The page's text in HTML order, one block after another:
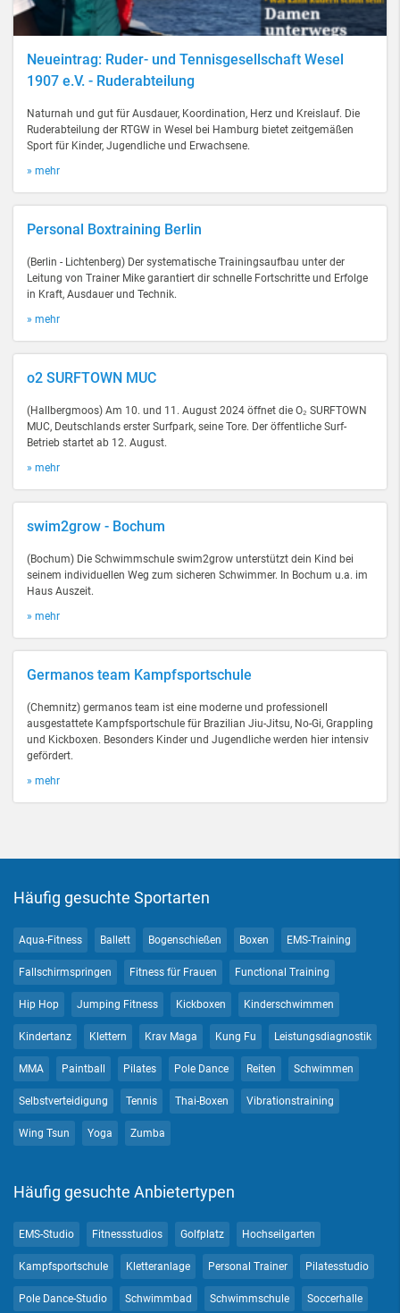
Neueintrag: Ruder- und Tennisgesellschaft Wesel
1907 e.V. - Ruderabteilung
Naturnah und gut für Ausdauer, Koordination, Herz und Kreislauf. Die
Ruderabteilung der RTGW in Wesel bei Hamburg bietet zeitgemäßen
Sport für Kinder, Jugendliche und Erwachsene.
» mehr
Personal Boxtraining Berlin
(Berlin - Lichtenberg) Der systematische Trainingsaufbau unter der
Leitung von Trainer Mike garantiert dir schnelle Fortschritte und Erfolge
in Kraft, Ausdauer und Technik.
» mehr
o2 SURFTOWN MUC
(Hallbergmoos) Am 10. und 11. August 2024 öffnet die O₂ SURFTOWN
MUC, Deutschlands erster Surfpark, seine Tore. Der öffentliche Surf-
Betrieb startet ab 12. August.
» mehr
swim2grow - Bochum
(Bochum) Die Schwimmschule swim2grow unterstützt dein Kind bei
seinem individuellen Weg zum sicheren Schwimmer. In Bochum u.a. im
Haus Auszeit.
» mehr
Germanos team Kampfsportschule
(Chemnitz) germanos team ist eine moderne und professionell
ausgestattete Kampfsportschule für Brazilian Jiu-Jitsu, No-Gi, Grappling
und Kickboxen. Besonders Kinder und Jugendliche werden hier intensiv
gefördert.
» mehr
Häufig gesuchte Sportarten
Aqua-Fitness Ballett Bogenschießen Boxen EMS-Training
Fallschirmspringen Fitness für Frauen Functional Training
Hip Hop Jumping Fitness Kickboxen Kinderschwimmen
Kindertanz Klettern Krav Maga Kung Fu Leistungsdiagnostik
MMA Paintball Pilates Pole Dance Reiten Schwimmen
Selbstverteidigung Tennis Thai-Boxen Vibrationstraining
Wing Tsun Yoga Zumba
Häufig gesuchte Anbietertypen
EMS-Studio Fitnessstudios Golfplatz Hochseilgarten
Kampfsportschule Kletteranlage Personal Trainer Pilatesstudio
Pole Dance-Studio Schwimmbad Schwimmschule Soccerhalle